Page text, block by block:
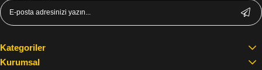
Kategoriler
Kurumsal